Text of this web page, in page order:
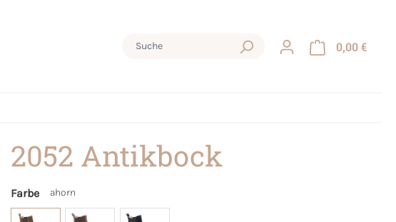
0,00 €
2052 Antikbock
Farbe ahorn